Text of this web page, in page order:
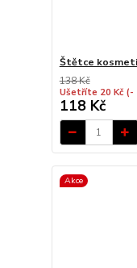
Štětce
138 Kč
Ušetříte 20 Kč (-
118 Kč
Akce